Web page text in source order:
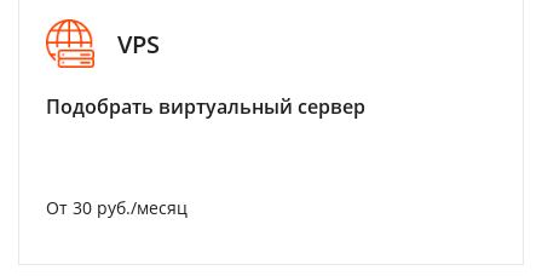
VPS
Подобрать виртуальный сервер
От 30 руб./месяц